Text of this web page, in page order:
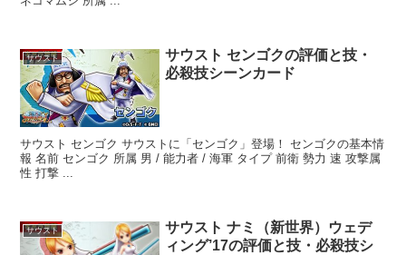
サウスト
サウスト センゴクの評価と技・
必殺技シーンカード
サウスト センゴク サウストに「センゴク」登場！ センゴクの基本情
報 名前 センゴク 所属 男 / 能力者 / 海軍 タイプ 前衛 勢力 速 攻撃属
性 打撃 ...
サウスト
サウスト ナミ（新世界）ウェデ
ィング’17の評価と技・必殺技シ